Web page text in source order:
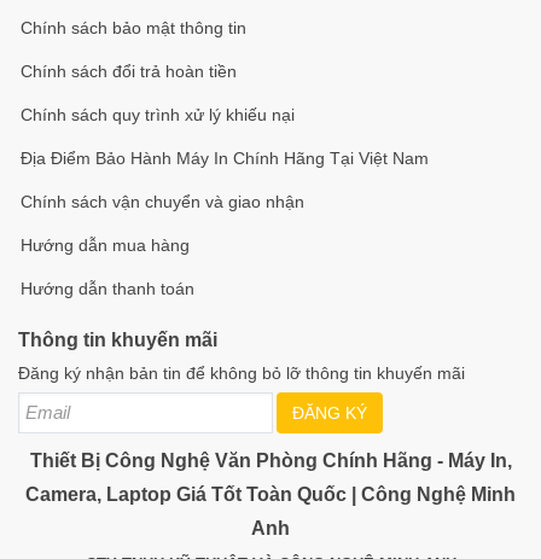
Chính sách bảo mật thông tin
Chính sách đổi trả hoàn tiền
Chính sách quy trình xử lý khiếu nại
Địa Điểm Bảo Hành Máy In Chính Hãng Tại Việt Nam
Chính sách vận chuyển và giao nhận
Hướng dẫn mua hàng
Hướng dẫn thanh toán
Thông tin khuyến mãi
Đăng ký nhận bản tin để không bỏ lỡ thông tin khuyến mãi
ĐĂNG KÝ
Thiết Bị Công Nghệ Văn Phòng Chính Hãng - Máy In,
Camera, Laptop Giá Tốt Toàn Quốc | Công Nghệ Minh
Anh